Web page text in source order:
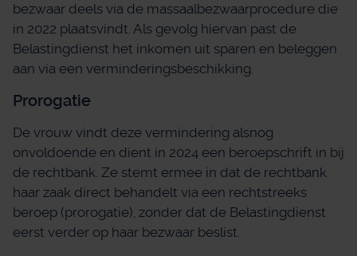
bezwaar deels via de massaalbezwaarprocedure die
in 2022 plaatsvindt. Als gevolg hiervan past de
Belastingdienst het inkomen uit sparen en beleggen
aan via een verminderingsbeschikking.
Prorogatie
De vrouw vindt deze vermindering alsnog
onvoldoende en dient in 2024 een beroepschrift in bij
de rechtbank. Ze stemt ermee in dat de rechtbank
haar zaak direct behandelt via een rechtstreeks
beroep (prorogatie), zonder dat de Belastingdienst
eerst verder op haar bezwaar beslist.